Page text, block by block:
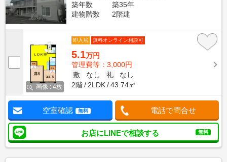
築年数
築35年
建物階数
2階建
画像 : 4枚
即入居 無料オンライン相談可
5.1万円
管理費等：3,000円
敷
なし 礼
なし
2階
2LDK 43.74㎡
空室確認 無料 電話で問合せ
お店にLINEで相談する 無料